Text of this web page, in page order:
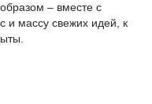
– вместе с
и массу свежих идей, к